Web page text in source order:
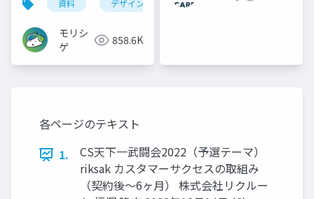
資料 デザイン 資料作成 powerpoint
モリシ
ゲ
858.6K
各ページのテキスト
1.
CS天下一武闘会2022（予選テーマ）
riksak カスタマーサクセスの取組み
（契約後〜6ヶ月） 株式会社リクルー